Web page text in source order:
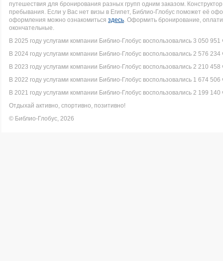
путешествия для бронирования разных групп одним заказом.
пребывания. Если у Вас нет визы в Египет, Библио-Глобус поможет её
оформления можно ознакомиться здесь. Оформить бронирование,
окончательные.
В 2025 году услугами компании Библио-Глобус воспользовались 3 050 951
В 2024 году услугами компании Библио-Глобус воспользовались 2 576 234
В 2023 году услугами компании Библио-Глобус воспользовались 2 210 458
В 2022 году услугами компании Библио-Глобус воспользовались 1 674 506
В 2021 году услугами компании Библио-Глобус воспользовались 2 199 140
Отдыхай активно, спортивно, позитивно!
© Библио-Глобус, 2026